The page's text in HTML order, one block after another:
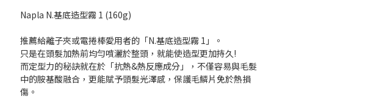
Napla N.基底造型霧 1 (160g)
推薦給離子夾或電捲棒愛用者的「N.基底造型霧 1」。
只是在頭髮加熱前均勻噴灑於整頭，就能使造型更加持久!
而定型力的秘訣就在於「抗熱&熱反應成分」，不僅容易與毛髮
中的胺基酸融合，更能賦予頭髮光澤感，保護毛鱗片免於熱損
傷。